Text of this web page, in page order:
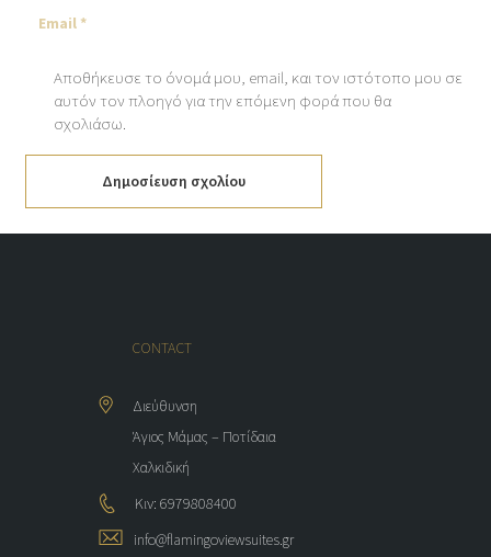
Αποθήκευσε το όνομά μου, email, και τον ιστότοπο μου σε
αυτόν τον πλοηγό για την επόμενη φορά που θα
σχολιάσω.
Δημοσίευση σχολίου
CONTACT
Διεύθυνση
Άγιος Μάμας – Ποτίδαια
Χαλκιδική
Κιν: 6979808400
info@flamingoviewsuites.gr